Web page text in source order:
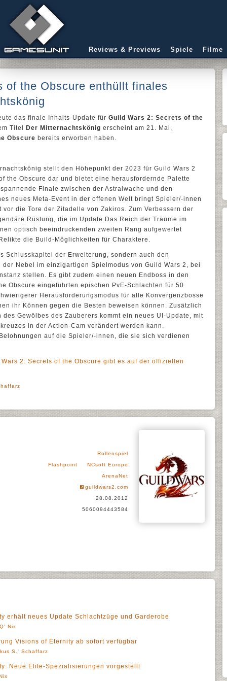
Reviews & Previews Spiele Filme
of the Obscure enthüllt finales
das finale Inhalts-Update für Guild Wars 2: Secrets of the
Titel
Der Mitternachtskönig erscheint am 21. Mai,
Obscure bereits erworben haben.
stellt den Höhepunkt der 2023 für Guild Wars 2
the Obscure dar und bietet eine herausfordernde Palette
Finale zwischen der Astralwache und den
neues Meta-Event in der offenen Welt bringt Spieler/-innen
vor die Tore der Zitadelle von Zakiros. Zum Verbessern der
Rüstung, die im Update Das Reich der Träume im
optisch beeindruckenden zweiten Rang aufgewertet
die Build-Möglichkeiten für Charaktere.
Schlusskapitel der Erweiterung, sondern auch den
der Nebel im einzigartigen Spielmodus von Guild Wars 2, bei
stellen. Es gibt zudem einen neuen Endboss in den
Obscure eingeführten epischen PvE-Schlachten für 50
Herausforderungsmodus für alle Konvergenzbosse
ihr Können gegen die Besten beweisen können. Zusätzlich
Gewölbes des Zauberers kommt ein neues UI-Update, mit
in der Action-Cam verändert werden kann.
auf die Spieler/-innen, die sie sich verdienen
2: Secrets of the Obscure gibt es auf der offiziellen
Rollenspiel
Flashpoint
NCsoft Europe
ArenaNet
guildwars2.com
28.08.2012
5060094443584
erhält neues Update Schlachtzüge und Garderobe
Nix
Visions of Eternity ab sofort verfügbar
S.' Schaffarz
Neue Elite-Spezialisierungen vorgestellt